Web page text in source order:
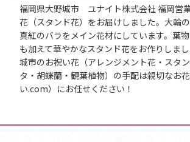
福岡県大野城市 ユナイト株式会社 福岡営
花（スタンド花）をお届けしました。大輪
真紅のバラをメイン花材にしています。葉
も加えて華やかなスタンド花をお作りしま
城市のお祝い花（アレンジメント花・スタ
タ・胡蝶蘭・観葉植物）の手配は親切なお
い.com）にお任せください！